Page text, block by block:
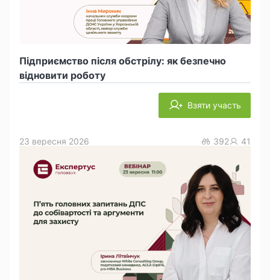
Підприємство після обстрілу: як безпечно
відновити роботу
Взяти участь
23 вересня 2026 392 41